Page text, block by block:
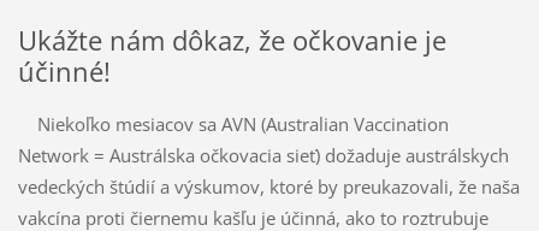
Ukážte nám dôkaz, že očkovanie je
účinné!
Niekoľko mesiacov sa AVN (Australian Vaccination
Network = Austrálska očkovacia sieť) dožaduje austrálskych
vedeckých štúdií a výskumov, ktoré by preukazovali, že naša
vakcína proti čiernemu kašľu je účinná, ako to roztrubuje